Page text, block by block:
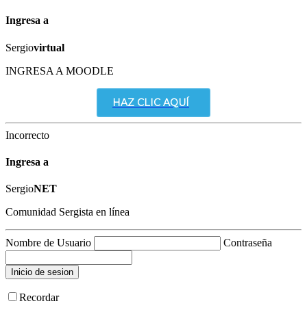
Ingresa a
Sergiovirtual
INGRESA A MOODLE
HAZ CLIC AQUÍ
Incorrecto
Ingresa a
SergioNET
Comunidad Sergista en línea
Nombre de Usuario Contraseña
Recordar